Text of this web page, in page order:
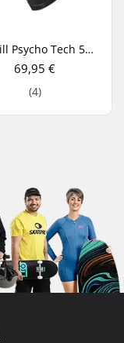
O'Neill Psycho Tech 5mm Neoprene Hanskat
69,95 €
(4)